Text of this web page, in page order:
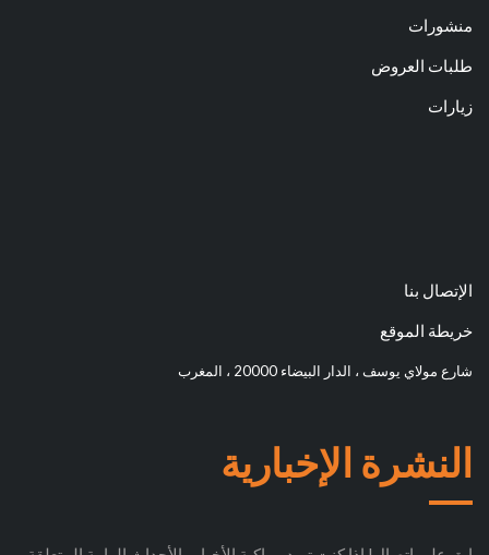
منشورات
طلبات العروض
زيارات
الإتصال بنا
خريطة الموقع
شارع مولاي يوسف ، الدار البيضاء 20000 ، المغرب
النشرة الإخبارية